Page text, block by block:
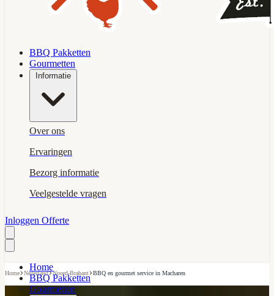
BBQ Pakketten
Gourmetten
Informatie
Over ons
Ervaringen
Bezorg informatie
Veelgestelde vragen
Inloggen Offerte
Home
BBQ Pakketten
Gourmetten
Home›Nederland›Noord-Brabant›BBQ en gourmet service in Macharen